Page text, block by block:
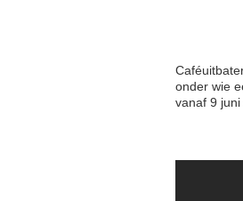
onder wie
vanaf 9 juni